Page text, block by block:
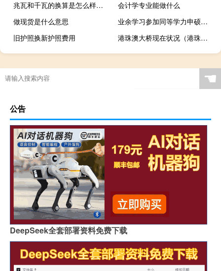
兆瓦和千瓦的换算是怎么样的？
会计学专业能做什么
做现货是什么意思
业余学习参加同等学力申硕的课程学习时间安排紧张吗
旧护照换新护照费用
港珠澳大桥现在状况（港珠澳大桥作文）
☚
公告
DeepSeek全套部署资料免费下载